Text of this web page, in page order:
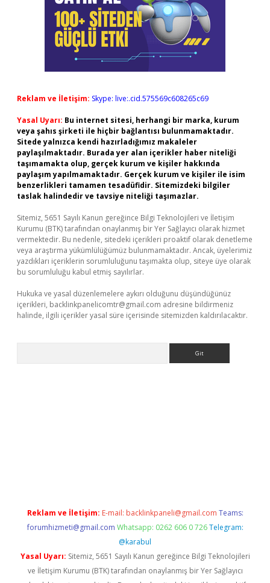
Reklam ve İletişim: Skype: live:.cid.575569c608265c69
Yasal Uyarı: Bu internet sitesi, herhangi bir marka, kurum
veya şahıs şirketi ile hiçbir bağlantısı bulunmamaktadır.
Sitede yalnızca kendi hazırladığımız makaleler
paylaşılmaktadır. Burada yer alan içerikler haber niteliği
taşımamakta olup, gerçek kurum ve kişiler hakkında
paylaşım yapılmamaktadır. Gerçek kurum ve kişiler ile isim
benzerlikleri tamamen tesadüfidir. Sitemizdeki bilgiler
taslak halindedir ve tavsiye niteliği taşımazlar.
Sitemiz, 5651 Sayılı Kanun gereğince Bilgi Teknolojileri ve İletişim
Kurumu (BTK) tarafından onaylanmış bir Yer Sağlayıcı olarak hizmet
vermektedir. Bu nedenle, sitedeki içerikleri proaktif olarak denetleme
veya araştırma yükümlülüğümüz bulunmamaktadır. Ancak, üyelerimiz
yazdıkları içeriklerin sorumluluğunu taşımakta olup, siteye üye olarak
bu sorumluluğu kabul etmiş sayılırlar.
Hukuka ve yasal düzenlemelere aykırı olduğunu düşündüğünüz
içerikleri, backlinkpanelicomtr@gmail.com adresine bildirmeniz
halinde, ilgili içerikler yasal süre içerisinde sitemizden kaldırılacaktır.
Reklam ve İletişim: E-mail: backlinkpaneli@gmail.com Teams:
forumhizmeti@gmail.com Whatsapp: 0262 606 0 726 Telegram:
@karabul
Yasal Uyarı: Sitemiz, 5651 Sayılı Kanun gereğince Bilgi Teknolojileri
ve İletişim Kurumu (BTK) tarafından onaylanmış bir Yer Sağlayıcı